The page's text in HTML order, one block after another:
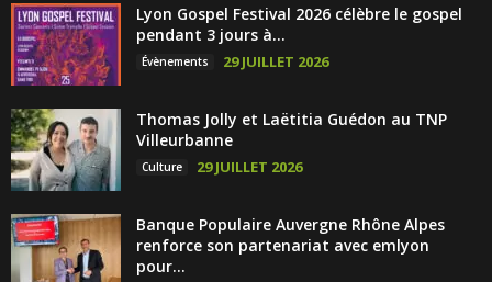
Lyon Gospel Festival 2026 célèbre le gospel
pendant 3 jours à...
Évènements 29 JUILLET 2026
Thomas Jolly et Laëtitia Guédon au TNP
Villeurbanne
Culture 29 JUILLET 2026
Banque Populaire Auvergne Rhône Alpes
renforce son partenariat avec emlyon
pour...